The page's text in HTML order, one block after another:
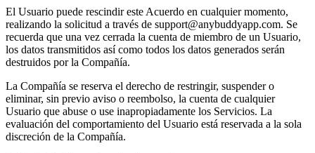
El Usuario puede rescindir este Acuerdo en cualquier momento,
realizando la solicitud a través de support@anybuddyapp.com. Se
recuerda que una vez cerrada la cuenta de miembro de un Usuario,
los datos transmitidos así como todos los datos generados serán
destruidos por la Compañía.
La Compañía se reserva el derecho de restringir, suspender o
eliminar, sin previo aviso o reembolso, la cuenta de cualquier
Usuario que abuse o use inapropiadamente los Servicios. La
evaluación del comportamiento del Usuario está reservada a la sola
discreción de la Compañía.